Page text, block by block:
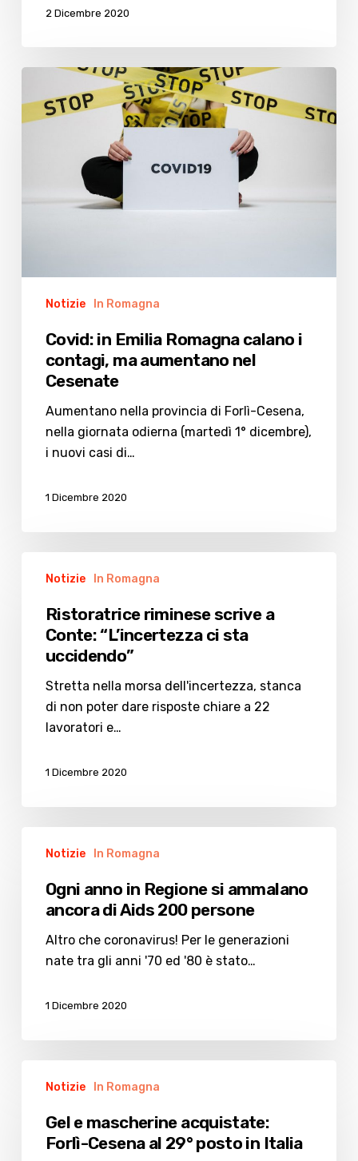
2 Dicembre 2020
Emilia
contagi,
Notizie In Romagna
Covid: in Emilia Romagna calano i
contagi, ma aumentano nel
Cesenate
Aumentano nella provincia di Forlì-Cesena,
nella giornata odierna (martedì 1° dicembre),
i nuovi casi di…
1 Dicembre 2020
riminese
Conte:
“L’incertezza
uccidendo”
Notizie In Romagna
Ristoratrice riminese scrive a
Conte: “L’incertezza ci sta
uccidendo”
Stretta nella morsa dell'incertezza, stanca
di non poter dare risposte chiare a 22
lavoratori e…
1 Dicembre 2020
anno
Regione
ammalano
ancora
Aids
persone
Notizie In Romagna
Ogni anno in Regione si ammalano
ancora di Aids 200 persone
Altro che coronavirus! Per le generazioni
nate tra gli anni '70 ed '80 è stato…
1 Dicembre 2020
acquistate:
Forlì-
Notizie In Romagna
Gel e mascherine acquistate:
Forlì-Cesena al 29° posto in Italia